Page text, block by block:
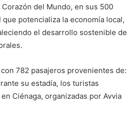
del Mundo, en sus 500
potencializa la economía local,
el desarrollo sostenible de
782 pasajeros provenientes de:
su estadía, los turistas
Ciénaga, organizadas por Avvia